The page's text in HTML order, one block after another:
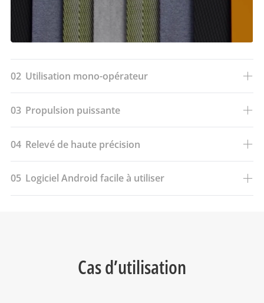
02 Utilisation mono-opérateur
03 Propulsion puissante
04 Relevé de haute précision
05 Logiciel Android facile à utiliser
Cas d’utilisation